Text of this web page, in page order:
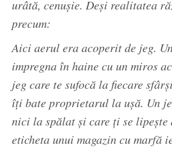
urâtă, cenuşie. Deşi realitatea
precum:
Aici aerul era acoperit de jeg.
impregna în haine cu un miros
jeg care te sufocă la fiecare
îţi bate proprietarul la uşă. Un
nici la spălat şi care ţi se lipeşte
eticheta unui magazin cu marfă